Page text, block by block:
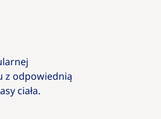
z odpowiednią
ciała.